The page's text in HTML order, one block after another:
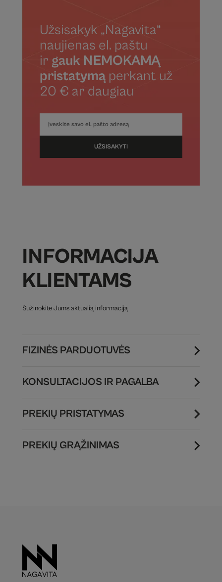
Užsisakyk „Nagavita“
naujienas el. paštu
ir gauk NEMOKAMĄ
pristatymąperkant už
20 € ar daugiau
UŽSISAKYTI
INFORMACIJA
KLIENTAMS
Sužinokite Jums aktualią informaciją
FIZINĖS PARDUOTUVĖS
KONSULTACIJOS IR PAGALBA
PREKIŲ PRISTATYMAS
PREKIŲ GRĄŽINIMAS